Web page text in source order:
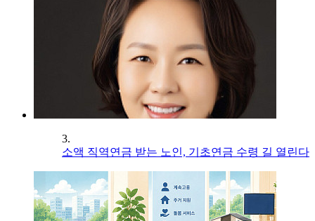
3.
소액 직역연금 받는 노인, 기초연금 수령 길 열린다